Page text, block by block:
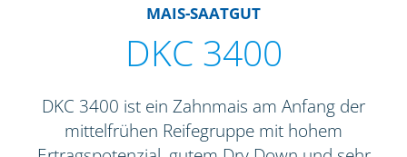
MAIS-SAATGUT
DKC 3400
DKC 3400 ist ein Zahnmais am Anfang der
mittelfrühen Reifegruppe mit hohem